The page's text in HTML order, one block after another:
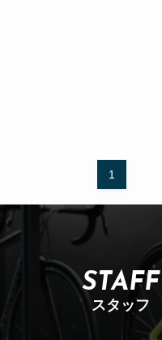
1
STAFF
スタッフ